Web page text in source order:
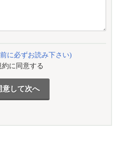
に必ずお読み下さい)
約に同意する